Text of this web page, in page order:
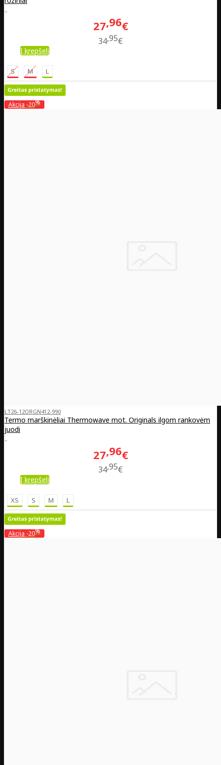
..
27 96€
3495€
Į krepšelį
S M L
Akcija -20%
LT26-12ORGN412-990
Termo marškinėliai Thermowave mot. Originals ilgom rankovėm
juodi
..
27 96€
3495€
Į krepšelį
XS S M L
Akcija -20%